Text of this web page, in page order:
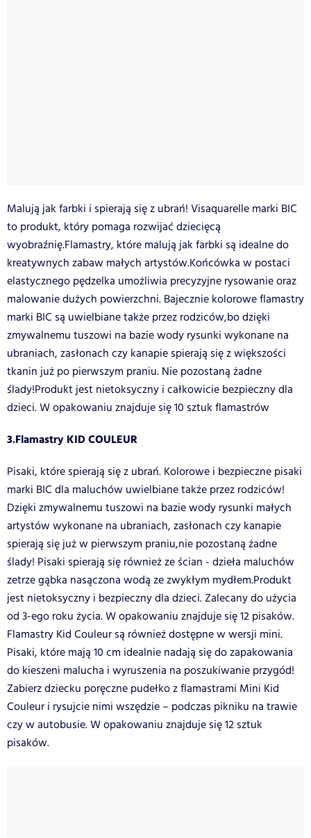
Malują jak farbki i spierają się z ubrań! Visaquarelle marki BIC
to produkt, który pomaga rozwijać dziecięcą
wyobraźnię.Flamastry, które malują jak farbki są idealne do
kreatywnych zabaw małych artystów.Końcówka w postaci
elastycznego pędzelka umożliwia precyzyjne rysowanie oraz
malowanie dużych powierzchni. Bajecznie kolorowe flamastry
marki BIC są uwielbiane także przez rodziców,bo dzięki
zmywalnemu tuszowi na bazie wody rysunki wykonane na
ubraniach, zasłonach czy kanapie spierają się z większości
tkanin już po pierwszym praniu. Nie pozostaną żadne
ślady!Produkt jest nietoksyczny i całkowicie bezpieczny dla
dzieci. W opakowaniu znajduje się 10 sztuk flamastrów
3.Flamastry KID COULEUR
Pisaki, które spierają się z ubrań. Kolorowe i bezpieczne pisaki
marki BIC dla maluchów uwielbiane także przez rodziców!
Dzięki zmywalnemu tuszowi na bazie wody rysunki małych
artystów wykonane na ubraniach, zasłonach czy kanapie
spierają się już w pierwszym praniu,nie pozostaną żadne
ślady! Pisaki spierają się również ze ścian - dzieła maluchów
zetrze gąbka nasączona wodą ze zwykłym mydłem.Produkt
jest nietoksyczny i bezpieczny dla dzieci. Zalecany do użycia
od 3-ego roku życia. W opakowaniu znajduje się 12 pisaków.
Flamastry Kid Couleur są również dostępne w wersji mini.
Pisaki, które mają 10 cm idealnie nadają się do zapakowania
do kieszeni malucha i wyruszenia na poszukiwanie przygód!
Zabierz dziecku poręczne pudełko z flamastrami Mini Kid
Couleur i rysujcie nimi wszędzie – podczas pikniku na trawie
czy w autobusie. W opakowaniu znajduje się 12 sztuk
pisaków.